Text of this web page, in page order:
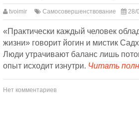
tvoimir Самосовершенствование 28/
«Практически каждый человек
жизни» говорит йогин и мистик
Люди утрачивают баланс лишь
опыт исходит изнутри. Читать
Нет комментариев